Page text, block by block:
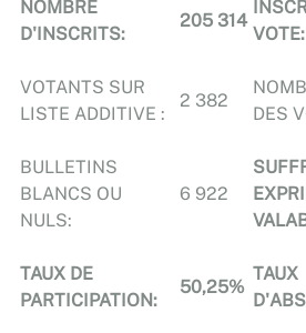
NOMBRE
D'INSCRITS:
205 314
VOTE:
VOTANTS SUR
LISTE ADDITIVE :
2 382
DES
BULLETINS
BLANCS OU
NULS:
6 922
TAUX DE
PARTICIPATION:
50,25%
TAUX